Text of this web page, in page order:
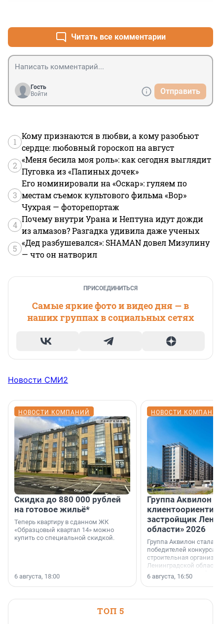
Читать все комментарии
Гость
Войти
Отправить
1
Кому признаются в любви, а кому разобьют
сердце: любовный гороскоп на август
2
«Меня бесила моя роль»: как сегодня выглядит
Пуговка из «Папиных дочек»
3
Его номинировали на «Оскар»: гуляем по
местам съемок культового фильма «Вор»
Чухрая — фоторепортаж
4
Почему внутри Урана и Нептуна идут дожди
из алмазов? Разгадка удивила даже ученых
5
«Дед разбушевался»: SHAMAN довел Мизулину
— что он натворил
ПРИСОЕДИНИТЬСЯ
Самые яркие фото и видео дня — в
наших группах в социальных сетях
Новости СМИ2
НОВОСТИ КОМПАНИЙ
Скидка до 880 000 рублей
на готовое жильё*
Теперь квартиру в сданном ЖК
«Образцовый квартал 14» можно
купить со специальной скидкой.
6 августа, 18:00
НОВОСТИ
Группа Аквилон
застройщик
области» 2026
Группа Аквилон стала
победителей конкурса
строительная
Ленинградской области
номинации «Самый
застройщик
области».
6 августа, 16:50
ТОП 5